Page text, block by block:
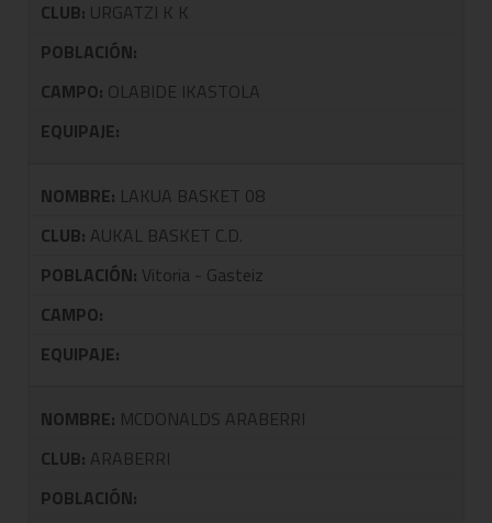
CLUB: URGATZI K K
POBLACIÓN:
CAMPO: OLABIDE IKASTOLA
EQUIPAJE:
NOMBRE: LAKUA BASKET 08
CLUB: AUKAL BASKET C.D.
POBLACIÓN: Vitoria - Gasteiz
CAMPO:
EQUIPAJE:
NOMBRE: MCDONALDS ARABERRI
CLUB: ARABERRI
POBLACIÓN: